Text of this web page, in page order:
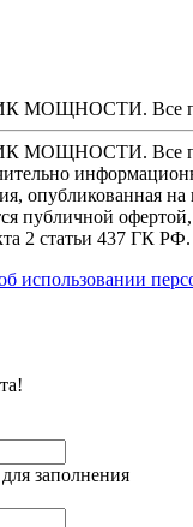
МОЩНОСТИ. Все
МОЩНОСТИ. Все
опубликованная
публичной
2 статьи 437 ГК РФ.
использовании
заполнения